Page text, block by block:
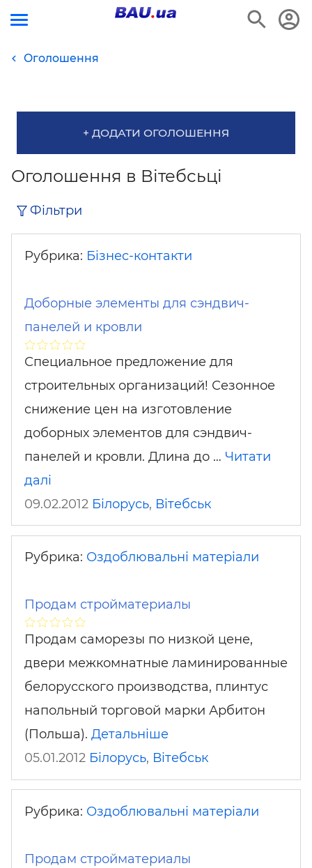
Оголошення
+ ДОДАТИ ОГОЛОШЕННЯ
Оголошення в Вітебсьці
Фільтри
Рубрика: Бізнес-контакти
Доборные элементы для сэндвич-
панелей и кровли
Специальное предложение для
строительных организаций! Сезонное
снижение цен на изготовление
доборных элементов для сэндвич-
панелей и кровли. Длина до … Читати
далі
09.02.2012 Білорусь, Вітебськ
Рубрика: Оздоблювальні матеріали
Продам стройматериалы
Продам саморезы по низкой цене,
двери межкомнатные ламинированные
белорусского производства, плинтус
напольный торговой марки Арбитон
(Польша). Детальніше
05.01.2012 Білорусь, Вітебськ
Рубрика: Оздоблювальні матеріали
Продам стройматериалы